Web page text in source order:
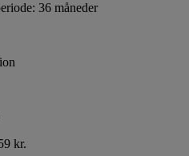
36 måneder
kr.